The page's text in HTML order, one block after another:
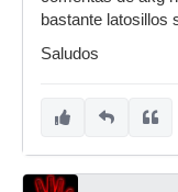
bastante latosillos
Saludos